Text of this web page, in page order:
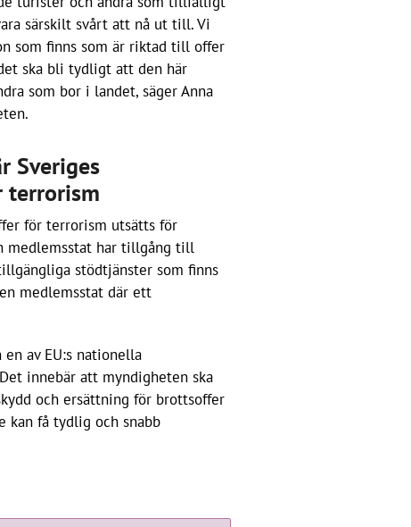
särskilt svårt att nå ut till. Vi
som finns som är riktad till offer
ska bli tydligt att den här
som bor i landet, säger Anna
Sveriges
terrorism
för terrorism utsätts för
medlemsstat har tillgång till
stödtjänster som finns
medlemsstat där ett
av EU:s nationella
innebär att myndigheten ska
och ersättning för brottsoffer
kan få tydlig och snabb